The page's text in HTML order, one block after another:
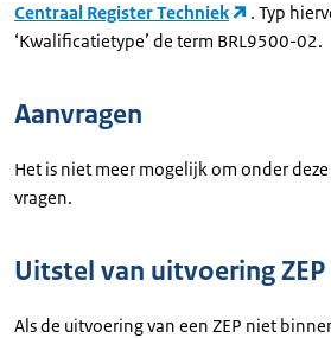
Centraal Register Techniek
. Typ
‘Kwalificatietype’ de term BRL9500-02.
Aanvragen
Het is niet meer mogelijk om onder
vragen.
Uitstel van uitvoering ZEP
Als de uitvoering van een ZEP niet